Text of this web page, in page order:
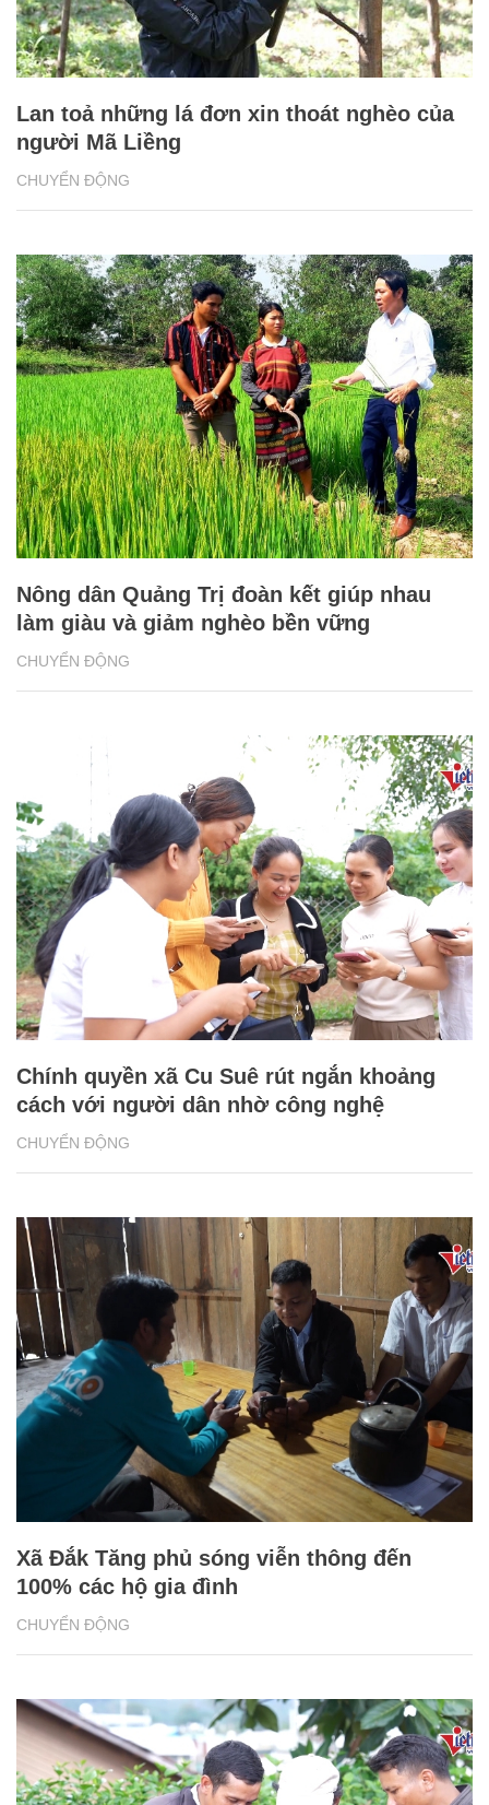
CHUYỂN ĐỘNG
Lan toả những lá đơn xin thoát nghèo của
người Mã Liềng
CHUYỂN ĐỘNG
Nông dân Quảng Trị đoàn kết giúp nhau
làm giàu và giảm nghèo bền vững
CHUYỂN ĐỘNG
Chính quyền xã Cu Suê rút ngắn khoảng
cách với người dân nhờ công nghệ
CHUYỂN ĐỘNG
Xã Đắk Tăng phủ sóng viễn thông đến
100% các hộ gia đình